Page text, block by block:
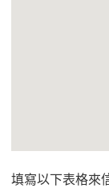
填寫以下表格來